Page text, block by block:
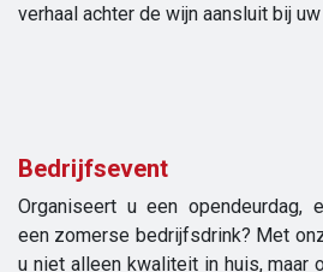
verhaal achter de wijn aansluit bij
Bedrijfsevent
Organiseert u een opendeurdag,
een zomerse bedrijfsdrink? Met
u niet alleen kwaliteit in huis, maar